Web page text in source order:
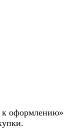
к оформлению»
покупки.